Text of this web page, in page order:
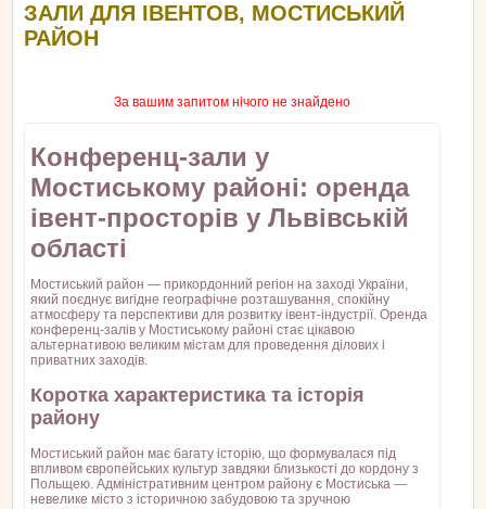
ЗАЛИ ДЛЯ ІВЕНТОВ, МОСТИСЬКИЙ
РАЙОН
За вашим запитом нічого не знайдено
Конференц-зали у
Мостиському районі: оренда
івент-просторів у Львівській
області
Мостиський район — прикордонний регіон на заході України,
який поєднує вигідне географічне розташування, спокійну
атмосферу та перспективи для розвитку івент-індустрії. Оренда
конференц-залів у Мостиському районі стає цікавою
альтернативою великим містам для проведення ділових і
приватних заходів.
Коротка характеристика та історія
району
Мостиський район має багату історію, що формувалася під
впливом європейських культур завдяки близькості до кордону з
Польщею. Адміністративним центром району є Мостиська —
невелике місто з історичною забудовою та зручною